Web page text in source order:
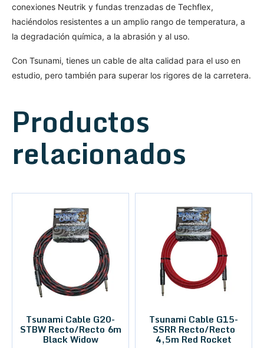
conexiones Neutrik y fundas trenzadas de Techflex,
haciéndolos resistentes a un amplio rango de temperatura, a
la degradación química, a la abrasión y al uso.
Con Tsunami, tienes un cable de alta calidad para el uso en
estudio, pero también para superar los rigores de la carretera.
Productos
relacionados
Tsunami Cable G20-
STBW Recto/Recto 6m
Black Widow
Tsunami Cable G15-
SSRR Recto/Recto
4,5m Red Rocket